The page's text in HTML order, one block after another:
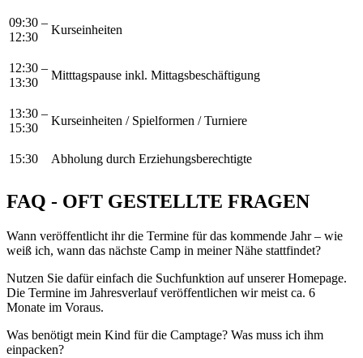
09:30 –
12:30
Kurseinheiten
12:30 –
13:30
Mitttagspause inkl. Mittagsbeschäftigung
13:30 –
15:30
Kurseinheiten / Spielformen / Turniere
15:30 Abholung durch Erziehungsberechtigte
FAQ - OFT GESTELLTE FRAGEN
Wann veröffentlicht ihr die Termine für das kommende Jahr – wie
weiß ich, wann das nächste Camp in meiner Nähe stattfindet?
Nutzen Sie dafür einfach die Suchfunktion auf unserer Homepage.
Die Termine im Jahresverlauf veröffentlichen wir meist ca. 6
Monate im Voraus.
Was benötigt mein Kind für die Camptage? Was muss ich ihm
einpacken?